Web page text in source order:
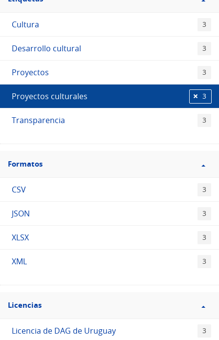
Etiquetas
Cultura 3
Desarrollo cultural 3
Proyectos 3
Proyectos culturales 3
Transparencia 3
Filtro
Formatos
Formatos
CSV 3
JSON 3
XLSX 3
XML 3
Filtro
Licencias
Licencias
Licencia de DAG de Uruguay 3